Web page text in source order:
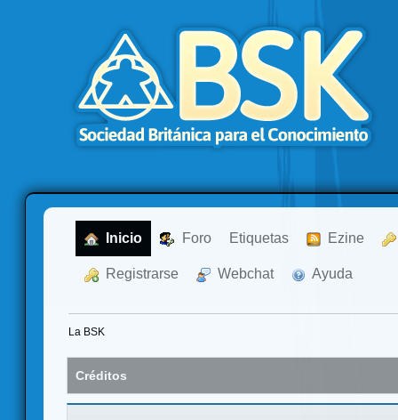
Inicio Foro Etiquetas Ezine
Registrarse Webchat Ayuda
La BSK
Créditos